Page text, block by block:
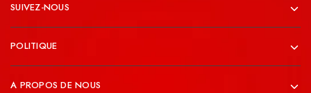
SUIVEZ-NOUS
POLITIQUE
A PROPOS DE NOUS